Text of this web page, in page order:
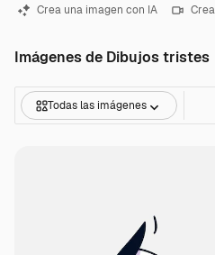
Crea una imagen con IA
Imágenes de Dibujos tristes
Todas las imágenes